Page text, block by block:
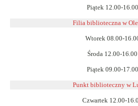
Piątek 12.00-16.00
Filia biblioteczna w
Wtorek 08.00-
Środa 12.00-16.00
Piątek 09.00-17.00
Punkt biblioteczny w
Czwartek 12.00-